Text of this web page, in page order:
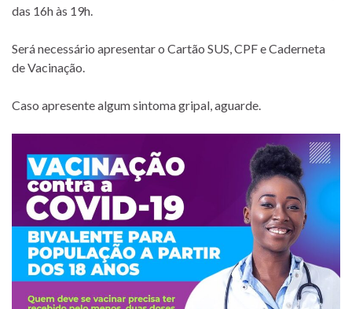
das 16h às 19h.
Será necessário apresentar o Cartão SUS, CPF e Caderneta
de Vacinação.
Caso apresente algum sintoma gripal, aguarde.